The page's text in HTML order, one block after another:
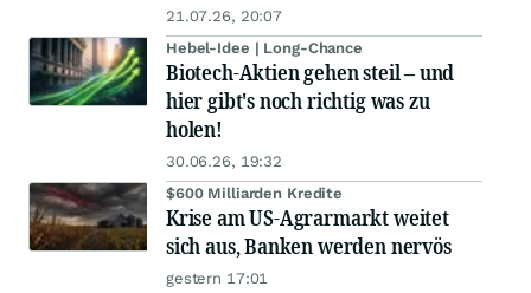
21.07.26, 20:07
Hebel-Idee | Long-Chance
Biotech-Aktien gehen steil – und
hier gibt's noch richtig was zu
holen!
30.06.26, 19:32
$600 Milliarden Kredite
Krise am US-Agrarmarkt weitet
sich aus, Banken werden nervös
gestern 17:01